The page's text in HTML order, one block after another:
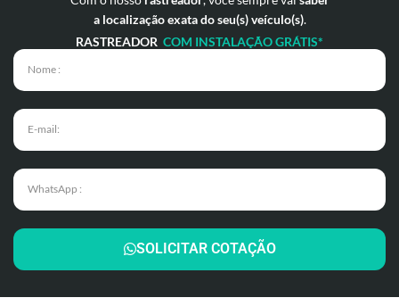
a localização exata do seu(s) veículo(s).
RASTREADOR COM INSTALAÇÃO GRÁTIS*
SOLICITAR COTAÇÃO